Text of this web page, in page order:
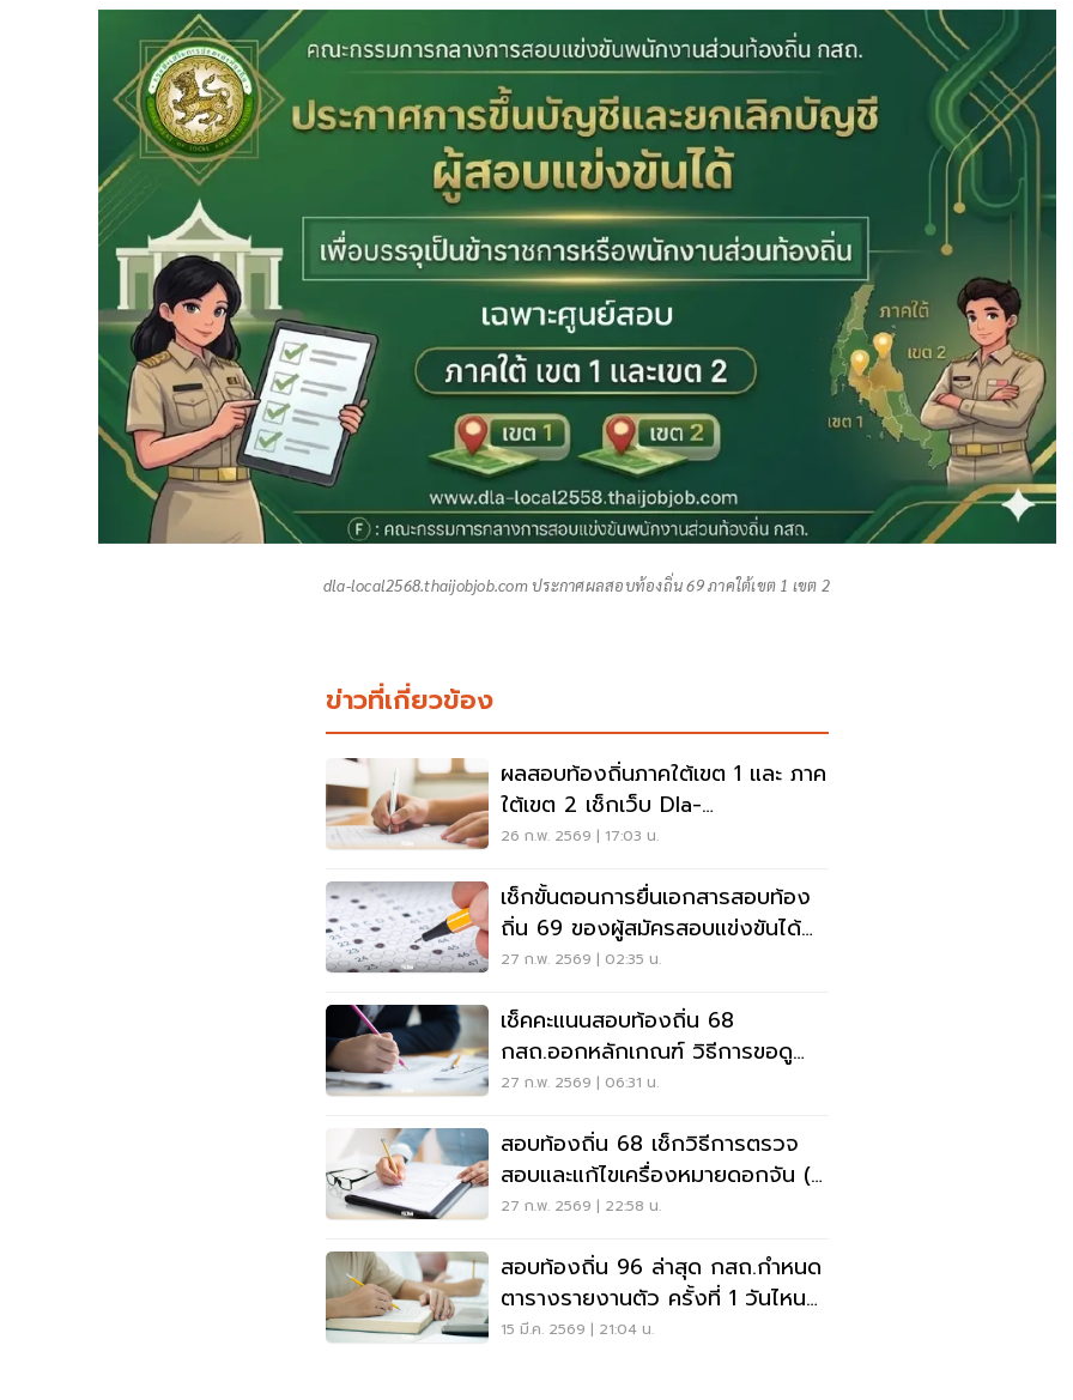
dla-local2568.thaijobjob.com ประกาศผลสอบท้องถิ่น 69 ภาคใต้เขต 1 เขต 2
ข่าวที่เกี่ยวข้อง
ผลสอบท้องถิ่นภาคใต้เขต 1 และ ภาค
ใต้เขต 2 เช็กเว็บ Dla-
Local2568.thaijobjob.com
26 ก.พ. 2569 | 17:03 น.
เช็กขั้นตอนการยื่นเอกสารสอบท้อง
ถิ่น 69 ของผู้สมัครสอบแข่งขันได้
ตำแหน่งครูผู้ช่วย
27 ก.พ. 2569 | 02:35 น.
เช็คคะแนนสอบท้องถิ่น 68
กสถ.ออกหลักเกณฑ์ วิธีการขอดู
กระดาษคำตอบสอบท้องถิ่น
27 ก.พ. 2569 | 06:31 น.
สอบท้องถิ่น 68 เช็กวิธีการตรวจ
สอบและแก้ไขเครื่องหมายดอกจัน (*)
เริ่มวันไหนดูที่นี่
27 ก.พ. 2569 | 22:58 น.
สอบท้องถิ่น 96 ล่าสุด กสถ.กำหนด
ตารางรายงานตัว ครั้งที่ 1 วันไหน
ดูเลย
15 มี.ค. 2569 | 21:04 น.